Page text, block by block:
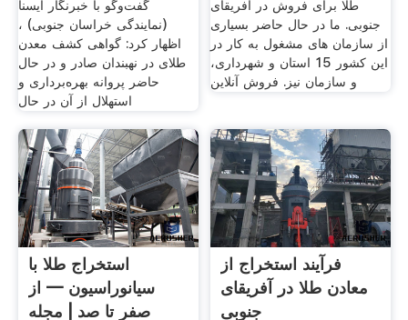
گفت‌وگو با خبرنگار ایسنا
(نمایندگی خراسان‌ جنوبی) ،
اظهار کرد: گواهی کشف معدن
طلای در نهبندان صادر و در حال
حاضر پروانه بهره‌برداری و
استهلال از آن در حال
طلا برای فروش در آفریقای
جنوبی. ما در حال حاضر بسیاری
از سازمان های مشغول به کار در
این کشور 15 استان و شهرداری،
و سازمان نیز. فروش آنلاین
استخراج طلا با
سیانوراسیون — از
صفر تا صد | مجله
فرآیند استخراج از
معادن طلا در آفریقای
جنوبی